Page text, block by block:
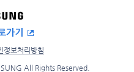
가기
정보처리방침
All Rights Reserved.